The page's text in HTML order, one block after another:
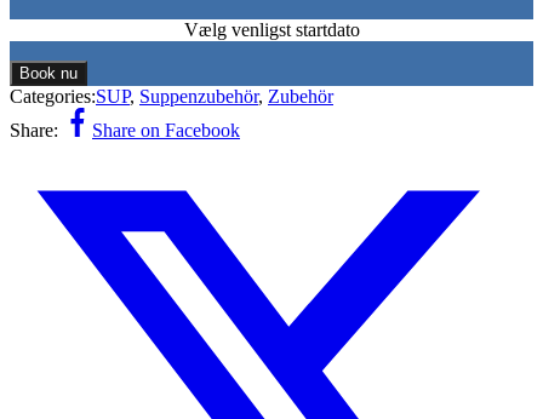
Vælg venligst startdato
Book nu
Categories:SUP, Suppenzubehör, Zubehör
Share:
Share on Facebook